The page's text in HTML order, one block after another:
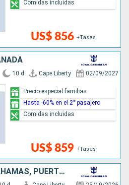
US$ 856 +Tasas
Comidas incluidas
10 d Cape Liberty 02/09/2027
US$ 859 +Tasas
Precio especial familias
Hasta -60% en el 2° pasajero
Comidas incluidas
ESTADOS UNIDOS, BAHAMAS, PUERTO RICO, REPÚBLICA DOMINICANA